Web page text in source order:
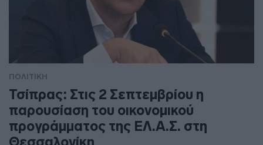
ΠΟΛΙΤΙΚΗ
Τσίπρας: Στις 2 Σεπτεμβρίου η
παρουσίαση του οικονομικού
προγράμματος της ΕΛ.Α.Σ. στη
Θεσσαλονίκη